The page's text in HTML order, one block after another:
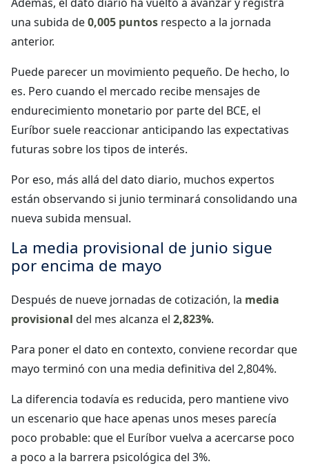
una subida de0,005 puntos respecto a la jornada
anterior.
Puede parecer un movimiento pequeño. De hecho, lo
es. Pero cuando el mercado recibe mensajes de
endurecimiento monetario por parte del BCE, el
Euríbor suele reaccionar anticipando las expectativas
futuras sobre los tipos de interés.
Por eso, más allá del dato diario, muchos expertos
están observando si junio terminará consolidando una
nueva subida mensual.
La media provisional de junio sigue
por encima de mayo
Después de nueve jornadas de cotización, la media
provisional del mes alcanza el 2,823%.
Para poner el dato en contexto, conviene recordar que
mayo terminó con una media definitiva del 2,804%.
La diferencia todavía es reducida, pero mantiene vivo
un escenario que hace apenas unos meses parecía
poco probable: que el Euríbor vuelva a acercarse poco
a poco a la barrera psicológica del 3%.